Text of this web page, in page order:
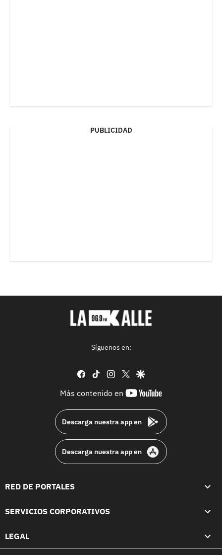
PUBLICIDAD
Síguenos en:
facebook
tiktok instagram
twittergoogle
Más contenido en
youtube-
Descarga nuestra app en
Descarga nuestra app en
RED DE PORTALES
SERVICIOS CORPORATIVOS
LEGAL